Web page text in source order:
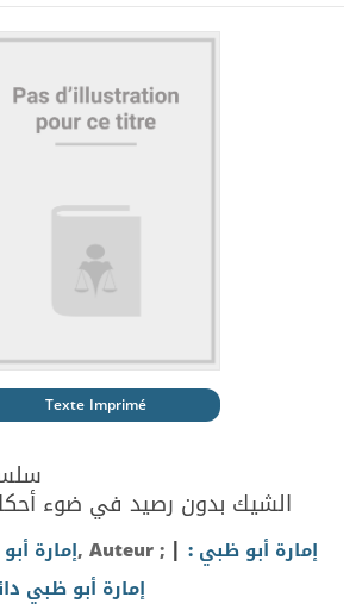
Texte Imprimé
الشيك بدون رصيد في ضوء
إمارة, Auteur ; | إمارة أبو ظبي :
إمارة أبو ظبي